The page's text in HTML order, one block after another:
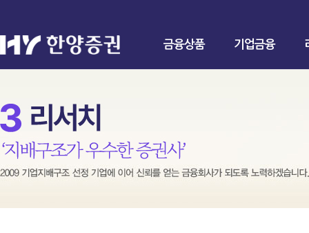
금융상품 기업금융